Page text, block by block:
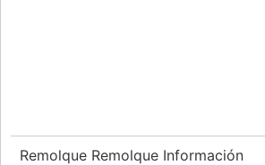
Remolque Remolque Información